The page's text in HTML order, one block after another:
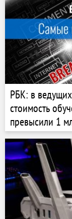
РБК: в
стоимость
превысили 1